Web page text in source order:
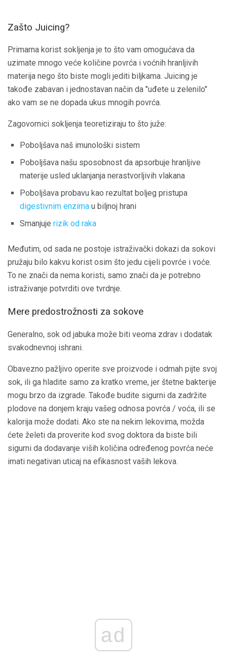
Zašto Juicing?
Primarna korist sokljenja je to što vam omogućava da
uzimate mnogo veće količine povrća i voćnih hranljivih
materija nego što biste mogli jediti biljkama. Juicing je
takođe zabavan i jednostavan način da "uđete u zelenilo"
ako vam se ne dopada ukus mnogih povrća.
Zagovornici sokljenja teoretiziraju to što juže:
Poboljšava naš imunološki sistem
Poboljšava našu sposobnost da apsorbuje hranljive
materije usled uklanjanja nerastvorljivih vlakana
Poboljšava probavu kao rezultat boljeg pristupa
digestivnim enzima u biljnoj hrani
Smanjuje rizik od raka
Međutim, od sada ne postoje istraživački dokazi da sokovi
pružaju bilo kakvu korist osim što jedu cijeli povrće i voće.
To ne znači da nema koristi, samo znači da je potrebno
istraživanje potvrditi ove tvrdnje.
Mere predostrožnosti za sokove
Generalno, sok od jabuka može biti veoma zdrav i dodatak
svakodnevnoj ishrani.
Obavezno pažljivo operite sve proizvode i odmah pijte svoj
sok, ili ga hladite samo za kratko vreme, jer štetne bakterije
mogu brzo da izgrade. Takođe budite sigurni da zadržite
plodove na donjem kraju vašeg odnosa povrća / voća, ili se
kalorija može dodati. Ako ste na nekim lekovima, možda
ćete želeti da proverite kod svog doktora da biste bili
sigurni da dodavanje viših količina određenog povrća neće
imati negativan uticaj na efikasnost vaših lekova.
ad